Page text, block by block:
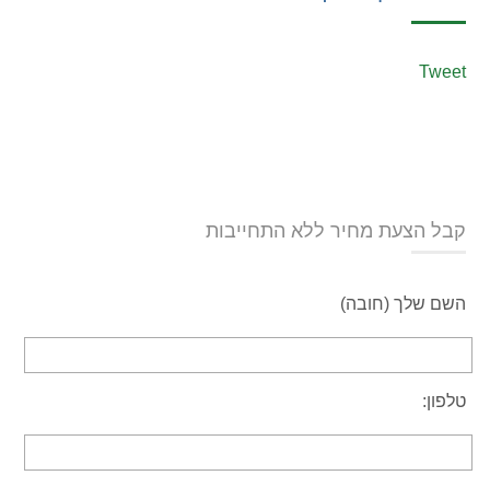
Tweet
קבל הצעת מחיר ללא התחייבות
השם שלך (חובה)
טלפון: